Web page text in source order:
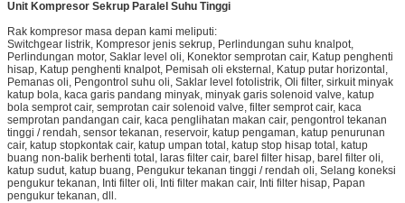
Unit Kompresor Sekrup Paralel Suhu Tinggi
Rak kompresor masa depan kami meliputi:
Switchgear listrik, Kompresor jenis sekrup, Perlindungan suhu knalpot,
Perlindungan motor, Saklar level oli, Konektor semprotan cair, Katup penghenti
hisap, Katup penghenti knalpot, Pemisah oli eksternal, Katup putar horizontal,
Pemanas oli, Pengontrol suhu oli, Saklar level fotolistrik, Oli filter, sirkuit minyak
katup bola, kaca garis pandang minyak, minyak garis solenoid valve, katup
bola semprot cair, semprotan cair solenoid valve, filter semprot cair, kaca
semprotan pandangan cair, kaca penglihatan makan cair, pengontrol tekanan
tinggi / rendah, sensor tekanan, reservoir, katup pengaman, katup penurunan
cair, katup stopkontak cair, katup umpan total, katup stop hisap total, katup
buang non-balik berhenti total, laras filter cair, barel filter hisap, barel filter oli,
katup sudut, katup buang, Pengukur tekanan tinggi / rendah oli, Selang koneksi
pengukur tekanan, Inti filter oli, Inti filter makan cair, Inti filter hisap, Papan
pengukur tekanan, dll.